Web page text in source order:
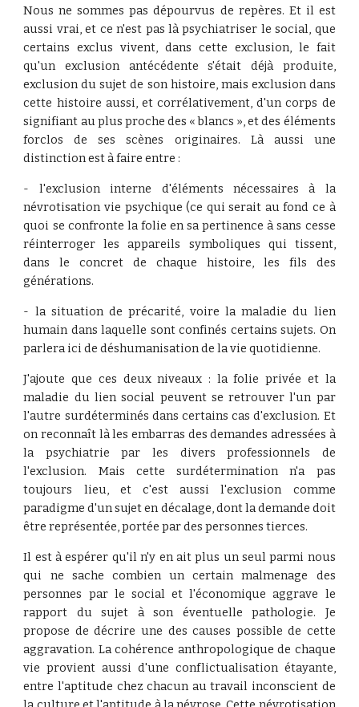
Nous ne sommes pas dépourvus de repères. Et il est
aussi vrai, et ce n'est pas là psychiatriser le social, que
certains exclus vivent, dans cette exclusion, le fait
qu'un exclusion antécédente s'était déjà produite,
exclusion du sujet de son histoire, mais exclusion dans
cette histoire aussi, et corrélativement, d'un corps de
signifiant au plus proche des « blancs », et des éléments
forclos de ses scènes originaires. Là aussi une
distinction est à faire entre :
- l'exclusion interne d'éléments nécessaires à la
névrotisation vie psychique (ce qui serait au fond ce à
quoi se confronte la folie en sa pertinence à sans cesse
réinterroger les appareils symboliques qui tissent,
dans le concret de chaque histoire, les fils des
générations.
- la situation de précarité, voire la maladie du lien
humain dans laquelle sont confinés certains sujets. On
parlera ici de déshumanisation de la vie quotidienne.
J'ajoute que ces deux niveaux : la folie privée et la
maladie du lien social peuvent se retrouver l'un par
l'autre surdéterminés dans certains cas d'exclusion. Et
on reconnaît là les embarras des demandes adressées à
la psychiatrie par les divers professionnels de
l'exclusion. Mais cette surdétermination n'a pas
toujours lieu, et c'est aussi l'exclusion comme
paradigme d'un sujet en décalage, dont la demande doit
être représentée, portée par des personnes tierces.
Il est à espérer qu'il n'y en ait plus un seul parmi nous
qui ne sache combien un certain malmenage des
personnes par le social et l'économique aggrave le
rapport du sujet à son éventuelle pathologie. Je
propose de décrire une des causes possible de cette
aggravation. La cohérence anthropologique de chaque
vie provient aussi d'une conflictualisation étayante,
entre l'aptitude chez chacun au travail inconscient de